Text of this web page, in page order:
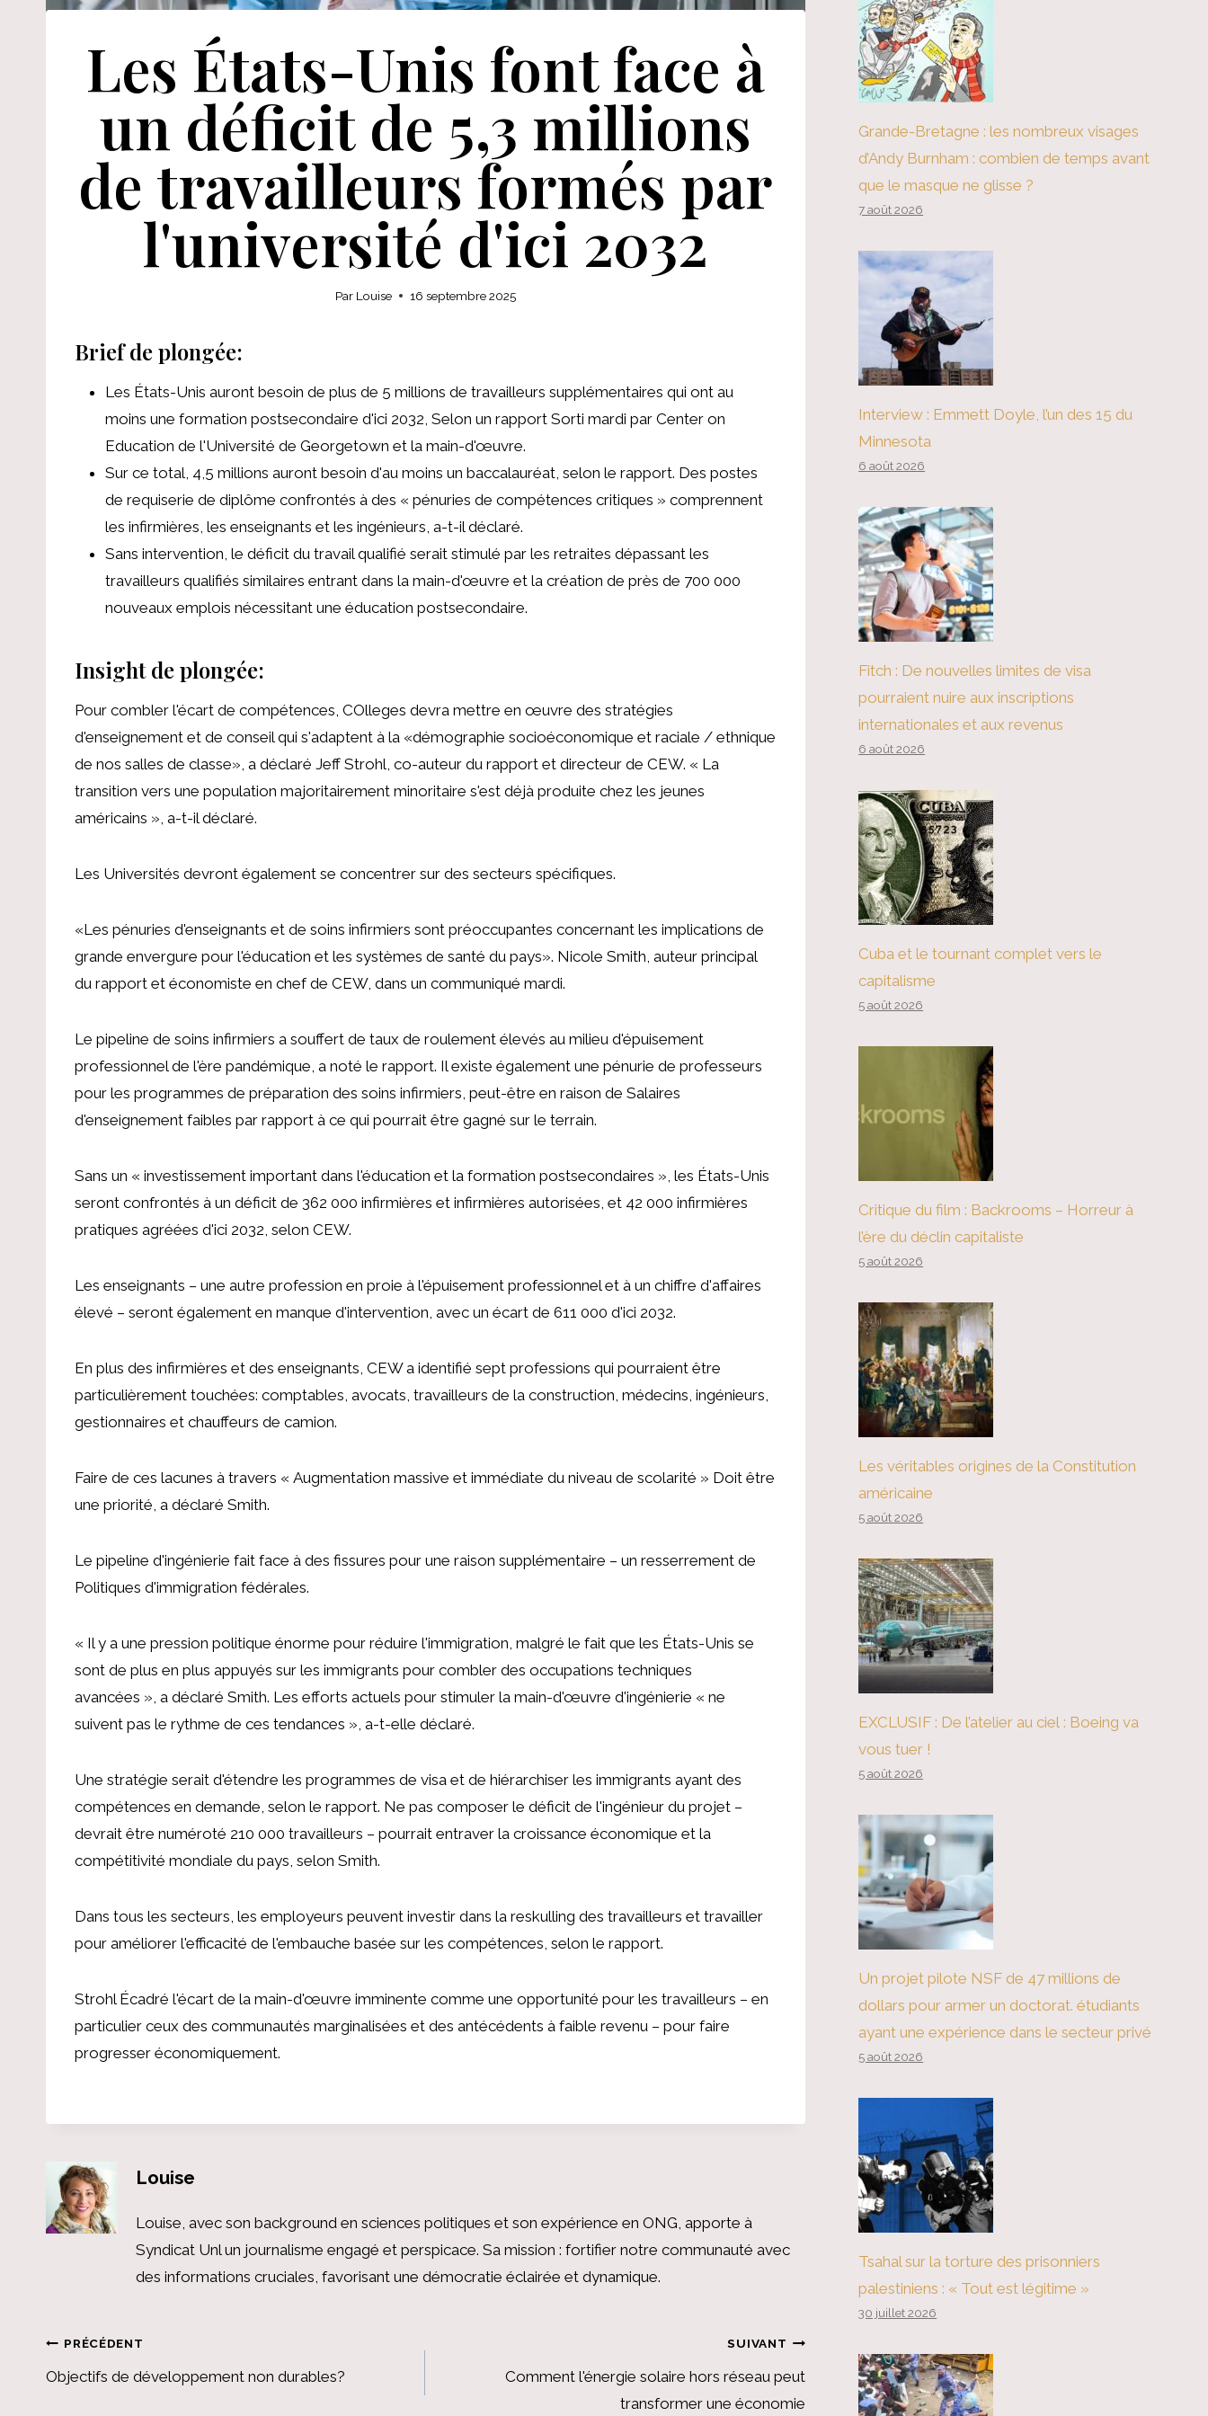
Les États-Unis font face à
un déficit de 5,3 millions
de travailleurs formés par
l'université d'ici 2032
Par Louise 16 septembre 2025
Brief de plongée:
Les États-Unis auront besoin de plus de 5 millions de travailleurs supplémentaires qui ont au
moins une formation postsecondaire d'ici 2032, Selon un rapport Sorti mardi par Center on
Education de l'Université de Georgetown et la main-d'œuvre.
Sur ce total, 4,5 millions auront besoin d'au moins un baccalauréat, selon le rapport. Des postes
de requiserie de diplôme confrontés à des « pénuries de compétences critiques » comprennent
les infirmières, les enseignants et les ingénieurs, a-t-il déclaré.
Sans intervention, le déficit du travail qualifié serait stimulé par les retraites dépassant les
travailleurs qualifiés similaires entrant dans la main-d'œuvre et la création de près de 700 000
nouveaux emplois nécessitant une éducation postsecondaire.
Insight de plongée:
Pour combler l'écart de compétences, COlleges devra mettre en œuvre des stratégies
d'enseignement et de conseil qui s'adaptent à la «démographie socioéconomique et raciale / ethnique
de nos salles de classe», a déclaré Jeff Strohl, co-auteur du rapport et directeur de CEW. « La
transition vers une population majoritairement minoritaire s'est déjà produite chez les jeunes
américains », a-t-il déclaré.
Les Universités devront également se concentrer sur des secteurs spécifiques.
«Les pénuries d'enseignants et de soins infirmiers sont préoccupantes concernant les implications de
grande envergure pour l'éducation et les systèmes de santé du pays». Nicole Smith, auteur principal
du rapport et économiste en chef de CEW, dans un communiqué mardi.
Le pipeline de soins infirmiers a souffert de taux de roulement élevés au milieu d'épuisement
professionnel de l'ère pandémique, a noté le rapport. Il existe également une pénurie de professeurs
pour les programmes de préparation des soins infirmiers, peut-être en raison de Salaires
d'enseignement faibles par rapport à ce qui pourrait être gagné sur le terrain.
Sans un « investissement important dans l'éducation et la formation postsecondaires », les États-Unis
seront confrontés à un déficit de 362 000 infirmières et infirmières autorisées, et 42 000 infirmières
pratiques agréées d'ici 2032, selon CEW.
Les enseignants – une autre profession en proie à l'épuisement professionnel et à un chiffre d'affaires
élevé – seront également en manque d'intervention, avec un écart de 611 000 d'ici 2032.
En plus des infirmières et des enseignants, CEW a identifié sept professions qui pourraient être
particulièrement touchées: comptables, avocats, travailleurs de la construction, médecins, ingénieurs,
gestionnaires et chauffeurs de camion.
Faire de ces lacunes à travers « Augmentation massive et immédiate du niveau de scolarité » Doit être
une priorité, a déclaré Smith.
Le pipeline d'ingénierie fait face à des fissures pour une raison supplémentaire – un resserrement de
Politiques d'immigration fédérales.
« Il y a une pression politique énorme pour réduire l'immigration, malgré le fait que les États-Unis se
sont de plus en plus appuyés sur les immigrants pour combler des occupations techniques
avancées », a déclaré Smith. Les efforts actuels pour stimuler la main-d'œuvre d'ingénierie « ne
suivent pas le rythme de ces tendances », a-t-elle déclaré.
Une stratégie serait d'étendre les programmes de visa et de hiérarchiser les immigrants ayant des
compétences en demande, selon le rapport. Ne pas composer le déficit de l'ingénieur du projet –
devrait être numéroté 210 000 travailleurs – pourrait entraver la croissance économique et la
compétitivité mondiale du pays, selon Smith.
Dans tous les secteurs, les employeurs peuvent investir dans la reskulling des travailleurs et travailler
pour améliorer l'efficacité de l'embauche basée sur les compétences, selon le rapport.
StrohlÉcadré l'écart de la main-d'œuvre imminente comme une opportunité pour les travailleurs – en
particulier ceux des communautés marginalisées et des antécédents à faible revenu – pour faire
progresser économiquement.
Louise
Louise, avec son background en sciences politiques et son expérience en ONG, apporte à
Syndicat Unl un journalisme engagé et perspicace. Sa mission : fortifier notre communauté avec
des informations cruciales, favorisant une démocratie éclairée et dynamique.
Navigation
PRÉCÉDENT
Objectifs de développement non durables?
SUIVANT
Comment l'énergie solaire hors réseau peut
transformer une économie
Grande-Bretagne : les nombreux visages
d’Andy Burnham : combien de temps avant
que le masque ne glisse ?
7 août 2026
Interview : Emmett Doyle, l’un des 15 du
Minnesota
6 août 2026
Fitch : De nouvelles limites de visa
pourraient nuire aux inscriptions
internationales et aux revenus
6 août 2026
Cuba et le tournant complet vers le
capitalisme
5 août 2026
Critique du film : Backrooms – Horreur à
l’ère du déclin capitaliste
5 août 2026
Les véritables origines de la Constitution
américaine
5 août 2026
EXCLUSIF : De l’atelier au ciel : Boeing va
vous tuer !
5 août 2026
Un projet pilote NSF de 47 millions de
dollars pour armer un doctorat. étudiants
ayant une expérience dans le secteur privé
5 août 2026
Tsahal sur la torture des prisonniers
palestiniens : « Tout est légitime »
30 juillet 2026